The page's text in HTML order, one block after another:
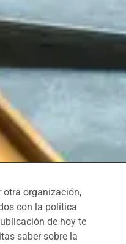
otra organización,
con la política
de hoy te
saber sobre la